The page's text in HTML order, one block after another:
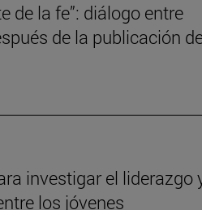
de la fe”: diálogo entre
de la publicación
investigar el liderazgo
los jóvenes